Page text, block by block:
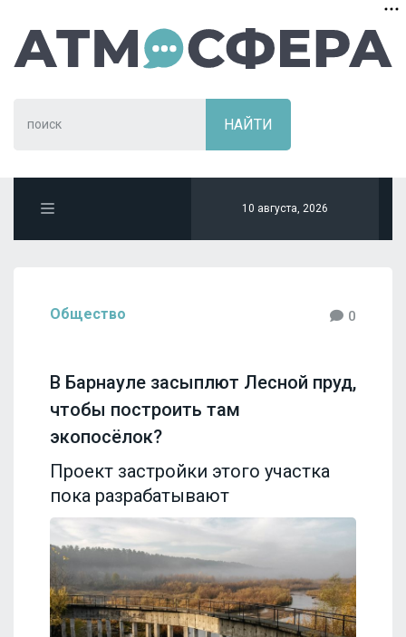
10 августа, 2026
Общество 0
В Барнауле засыплют Лесной пруд,
чтобы построить там
экопосёлок?
Проект застройки этого участка
пока разрабатывают